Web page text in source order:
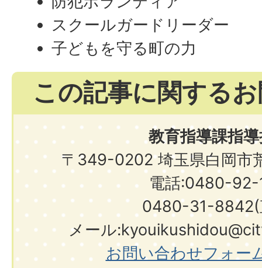
スクールガードリーダー
子どもを守る町の力
この記事に関する
教育指導課指
〒349-0202 埼玉県白岡市
電話:0480-92-
0480-31-8842(
メール
お問い合わせフォー